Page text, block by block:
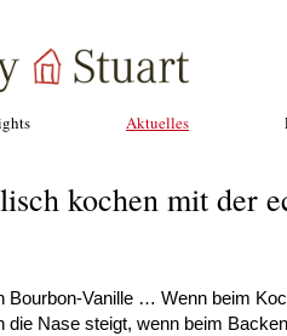
Aktuelles
kochen mit der
Bourbon-Vanille … Wenn beim
Nase steigt, wenn beim